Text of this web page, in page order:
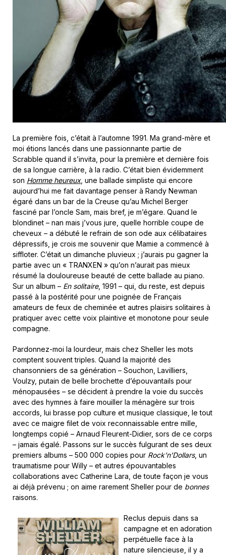
La première fois, c’était à l’automne 1991. Ma grand-mère et
moi étions lancés dans une passionnante partie de
Scrabble quand il s’invita, pour la première et dernière fois
de sa longue carrière, à la radio. C’était bien évidemment
son Homme heureux, une ballade simpliste qui encore
aujourd’hui me fait davantage penser à Randy Newman
égaré dans un bar de la Creuse qu’au Michel Berger
fasciné par l’oncle Sam, mais bref, je m’égare. Quand le
blondinet – nan mais j’vous jure, quelle horrible coupe de
cheveux – a débuté le refrain de son ode aux célibataires
dépressifs, je crois me souvenir que Mamie a commencé à
siffloter. C’était un dimanche pluvieux ; j’aurais pu gagner la
partie avec un « TRANXEN » qu’on n’aurait pas mieux
résumé la douloureuse beauté de cette ballade au piano.
Sur un album – En solitaire, 1991 – qui, du reste, est depuis
passé à la postérité pour une poignée de Français
amateurs de feux de cheminée et autres plaisirs solitaires à
pratiquer avec cette voix plaintive et monotone pour seule
compagne.
Pardonnez-moi la lourdeur, mais chez Sheller les mots
comptent souvent triples. Quand la majorité des
chansonniers de sa génération – Souchon, Lavilliers,
Voulzy, putain de belle brochette d’épouvantails pour
ménopausées – se décident à prendre la voie du succès
avec des hymnes à faire mouiller la ménagère sur trois
accords, lui brasse pop culture et musique classique, le tout
avec ce maigre filet de voix reconnaissable entre mille,
longtemps copié – Arnaud Fleurent-Didier, sors de ce corps
– jamais égalé. Passons sur le succès fulgurant de ses deux
premiers albums – 500 000 copies pour Rock’n’Dollars, un
traumatisme pour Willy – et autres épouvantables
collaborations avec Catherine Lara, de toute façon je vous
ai déjà prévenu ; on aime rarement Sheller pour de bonnes
raisons.
Reclus depuis dans sa
campagne et en adoration
perpétuelle face à la
nature silencieuse, il y a